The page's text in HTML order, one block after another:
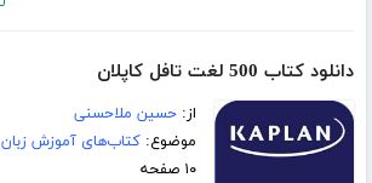
دانلود کتاب 500 لغت تافل کاپلان
از:حسین ملاحسنی
موضوع:کتاب‌های آموزش زبان
۱۰ صفحه